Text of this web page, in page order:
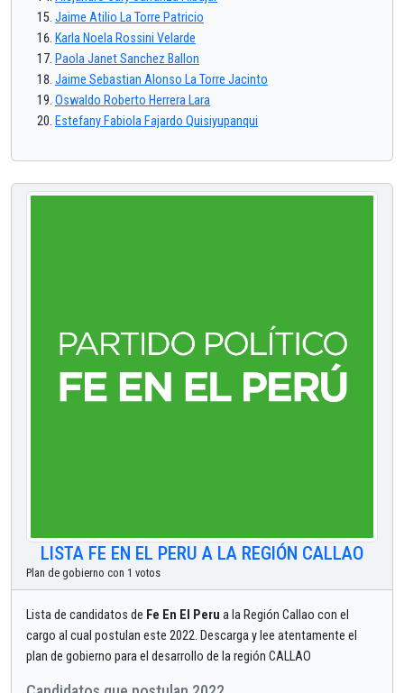
Jaime Atilio La Torre Patricio
Karla Noela Rossini Velarde
Paola Janet Sanchez Ballon
Jaime Sebastian Alonso La Torre Jacinto
Oswaldo Roberto Herrera Lara
Estefany Fabiola Fajardo Quisiyupanqui
LISTA FE EN EL PERU A LA REGIÓN CALLAO
Plan de gobierno con 1 votos
Lista de candidatos de Fe En El Peru a la Región Callao con el
cargo al cual postulan este 2022. Descarga y lee atentamente el
plan de gobierno para el desarrollo de la región CALLAO